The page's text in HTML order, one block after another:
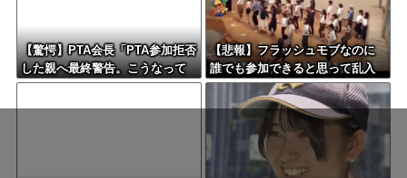
【驚愕】PTA会長「PTA参加拒否
した親へ最終警告。こうなって
もいい？」←コレはどっちが悪
【悲報】フラッシュモブなのに
誰でも参加できると思って乱入
した結果ｗｗｗｗｗｗｗｗｗｗ